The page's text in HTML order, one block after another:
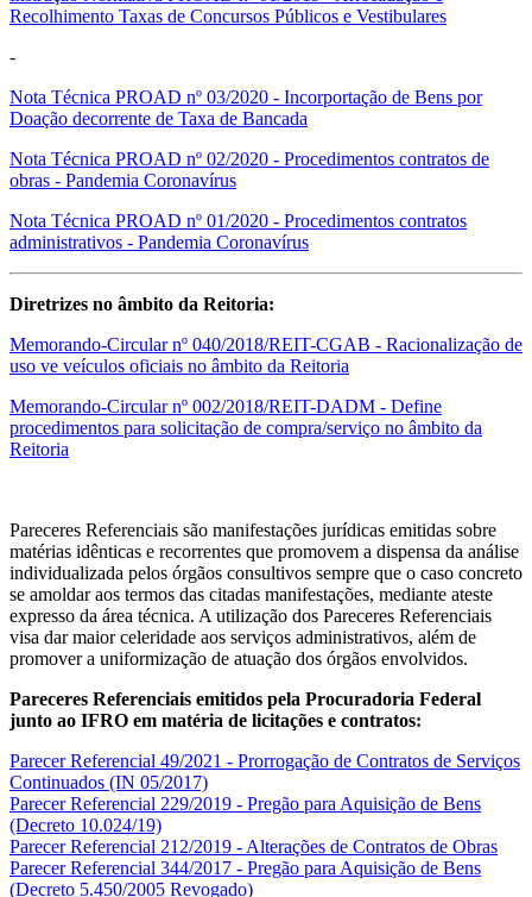
Recolhimento Taxas de Concursos Públicos e Vestibulares
-
Nota Técnica PROAD nº 03/2020 - Incorportação de Bens por
Doação decorrente de Taxa de Bancada
Nota Técnica PROAD nº 02/2020 - Procedimentos contratos de
obras - Pandemia Coronavírus
Nota Técnica PROAD nº 01/2020 - Procedimentos contratos
administrativos - Pandemia Coronavírus
Diretrizes no âmbito da Reitoria:
Memorando-Circular nº 040/2018/REIT-CGAB - Racionalização de
uso ve veículos oficiais no âmbito da Reitoria
Memorando-Circular nº 002/2018/REIT-DADM - Define
procedimentos para solicitação de compra/serviço no âmbito da
Reitoria
Pareceres Referenciais são manifestações jurídicas emitidas sobre
matérias idênticas e recorrentes que promovem a dispensa da análise
individualizada pelos órgãos consultivos sempre que o caso concreto
se amoldar aos termos das citadas manifestações, mediante ateste
expresso da área técnica. A utilização dos Pareceres Referenciais
visa dar maior celeridade aos serviços administrativos, além de
promover a uniformização de atuação dos órgãos envolvidos.
Pareceres Referenciais emitidos pela Procuradoria Federal
junto ao IFRO em matéria de licitações e contratos:
Parecer Referencial 49/2021 - Prorrogação de Contratos de Serviços
Continuados (IN 05/2017)
Parecer Referencial 229/2019 - Pregão para Aquisição de Bens
(Decreto 10.024/19)
Parecer Referencial 212/2019 - Alterações de Contratos de Obras
Parecer Referencial 344/2017 - Pregão para Aquisição de Bens
(Decreto 5.450/2005 Revogado)